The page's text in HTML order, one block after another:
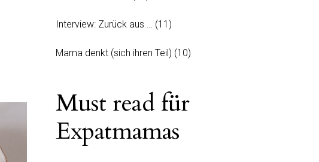
Interview: Zurück aus … (11)
Mama denkt (sich ihren Teil) (10)
Must read für
Expatmamas